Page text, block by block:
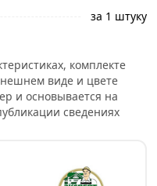
бетона,
черепицы, древесины,
и т.д.
Краска резиновая
7005 5 л 29838 из
за 1 штуку
комплекте
виде и цвете
и основывается на
сведениях